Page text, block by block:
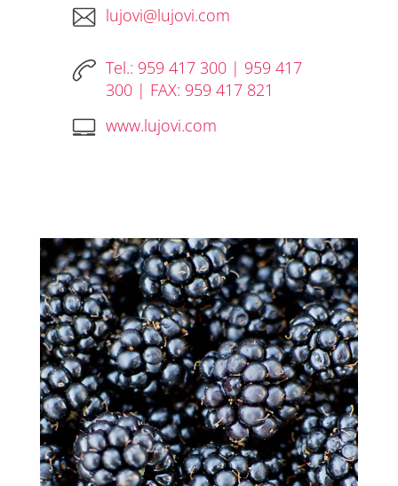
lujovi@lujovi.com
Tel.: 959 417 300 | 959 417
300 | FAX: 959 417 821
www.lujovi.com